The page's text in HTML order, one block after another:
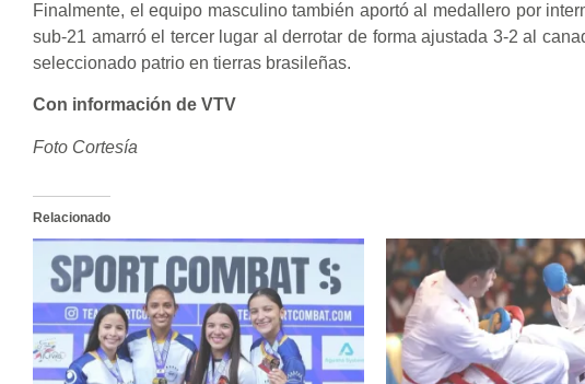
Finalmente, el equipo masculino también aportó al medallero por
sub-21 amarró el tercer lugar al derrotar de forma ajustada 3-2 al
seleccionado patrio en tierras brasileñas.
Con información de VTV
Foto Cortesía
Relacionado